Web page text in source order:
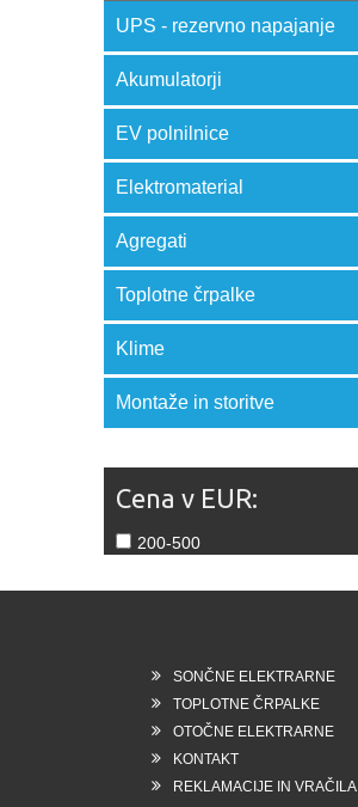
UPS - rezervno napajanje
Akumulatorji
EV polnilnice
Elektromaterial
Agregati
Toplotne črpalke
Klime
Montaže in storitve
Cena v EUR:
200-500
SONČNE ELEKTRARNE
TOPLOTNE ČRPALKE
OTOČNE ELEKTRARNE
KONTAKT
REKLAMACIJE IN VRAČILA